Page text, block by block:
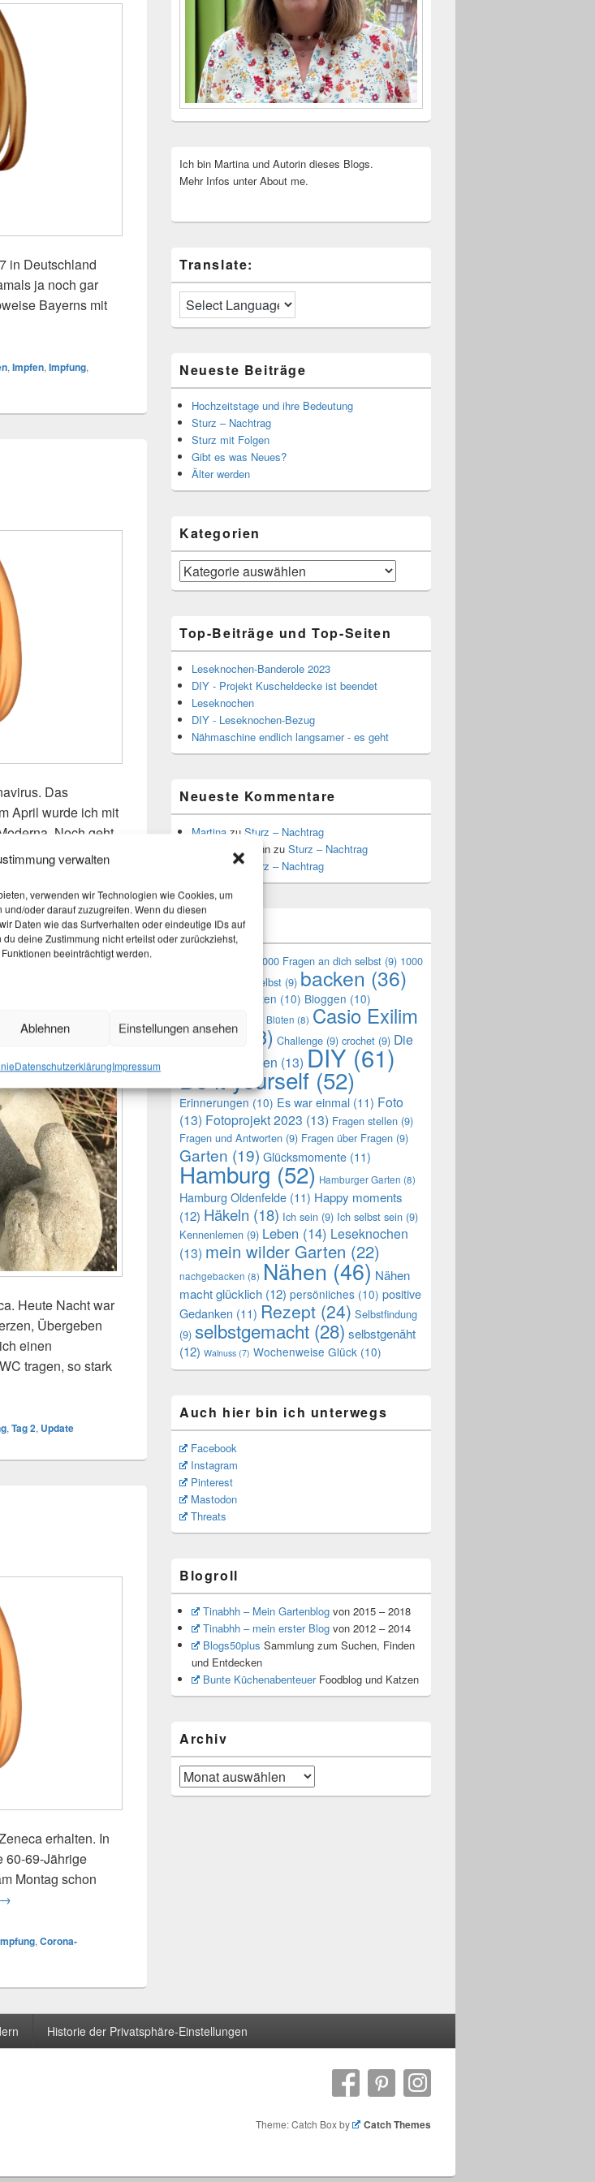
verwalten
verwenden wir Technologien wie Cookies, um
oder darauf zuzugreifen. Wenn du diesen
Daten wie das Surfverhalten oder eindeutige IDs auf
deine Zustimmung nicht erteilst oder zurückziehst,
beeinträchtigt werden.
Ablehnen Einstellungen ansehen
DatenschutzerklärungImpressum
in Deutschland
ja noch gar
Bayerns mit
,Impfen,Impfung,
Das
April wurde ich mit
Noch geht
,Covid-19,Impfen,
Heute Nacht war
Übergeben
einen
tragen, so stark
, Tag 2, Update
erhalten. In
60-69-Jährige
Montag schon
geimpft
→
, Corona-
Ich bin Martina und Autorin dieses Blogs.
Mehr Infos unter About me.
Translate:
Neueste Beiträge
Hochzeitstage und ihre Bedeutung
Sturz – Nachtrag
Sturz mit Folgen
Gibt es was Neues?
Älter werden
Kategorien
Kategorien
Top-Beiträge und Top-Seiten
Leseknochen-Banderole 2023
DIY - Projekt Kuscheldecke ist beendet
Leseknochen
DIY - Leseknochen-Bezug
Nähmaschine endlich langsamer - es geht
Neueste Kommentare
Martina zu Sturz – Nachtrag
Stefan Hoffmann zu Sturz – Nachtrag
zu Sturz – Nachtrag
Themen
1000 Fragen an dich selbst (9) 1000
Fragen an mich selbst (9) backen (36)
Blick in den Garten (10) Bloggen (10)
Blüten (8) Casio Exilim
Z1200(33) Challenge (9) crochet (9) Die
vier Jahreszeiten (13) DIY(61)
Do it yourself (52)
Erinnerungen (10) Es war einmal (11) Foto
(13) Fotoprojekt 2023 (13) Fragen stellen (9)
Fragen und Antworten (9) Fragen über Fragen (9)
Garten (19) Glücksmomente (11)
Hamburg (52) Hamburger Garten (8)
Hamburg Oldenfelde (11) Happy moments
(12) Häkeln (18) Ich sein (9) Ich selbst sein (9)
Kennenlernen (9) Leben (14) Leseknochen
(13) mein wilder Garten (22)
nachgebacken (8) Nähen (46) Nähen
macht glücklich (12) persönliches (10) positive
Gedanken (11) Rezept (24) Selbstfindung
(9) selbstgemacht (28) selbstgenäht
(12) Walnuss (7) Wochenweise Glück (10)
Auch hier bin ich unterwegs
Facebook
Instagram
Pinterest
Mastodon
Threats
Blogroll
Tinabhh – Mein Gartenblogvon 2015 – 2018
Tinabhh – mein erster Blogvon 2012 – 2014
Blogs50plus Sammlung zum Suchen, Finden
und Entdecken
Bunte KüchenabenteuerFoodblog und Katzen
Archiv
Archiv
Historie der Privatsphäre-Einstellungen
Theme: Catch Box by Catch Themes